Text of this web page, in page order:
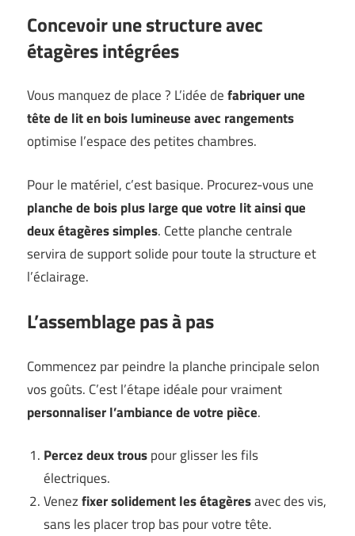
Concevoir une structure avec
étagères intégrées
Vous manquez de place ? L’idée defabriquer une
tête de lit en bois lumineuse avec rangements
optimise l’espace des petites chambres.
Pour le matériel, c’est basique. Procurez-vous une
planche de bois plus large que votre lit ainsi que
deux étagères simples. Cette planche centrale
servira de support solide pour toute la structure et
l’éclairage.
L’assemblage pas à pas
Commencez par peindre la planche principale selon
vos goûts. C’est l’étape idéale pour vraiment
personnaliser l’ambiance de votre pièce.
Percez deux trouspour glisser les fils
électriques.
Venezfixer solidement les étagèresavec des vis,
sans les placer trop bas pour votre tête.